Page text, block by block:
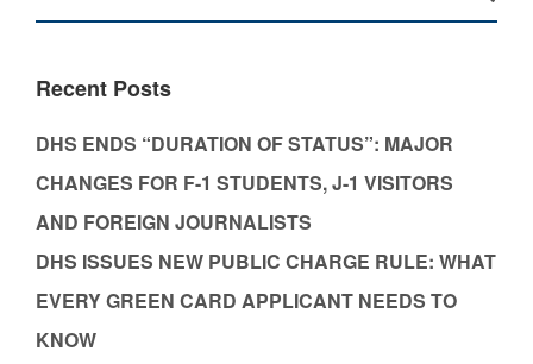
Recent Posts
DHS ENDS “DURATION OF STATUS”: MAJOR
CHANGES FOR F-1 STUDENTS, J-1 VISITORS
AND FOREIGN JOURNALISTS
DHS ISSUES NEW PUBLIC CHARGE RULE: WHAT
EVERY GREEN CARD APPLICANT NEEDS TO
KNOW